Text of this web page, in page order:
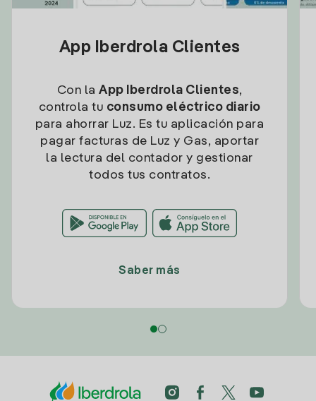
App Iberdrola Clientes
Con la App Iberdrola Clientes,
controla tu consumo eléctrico diario
para ahorrar Luz. Es tu aplicación para
pagar facturas de Luz y Gas, aportar
la lectura del contador y gestionar
todos tus contratos.
Saber más